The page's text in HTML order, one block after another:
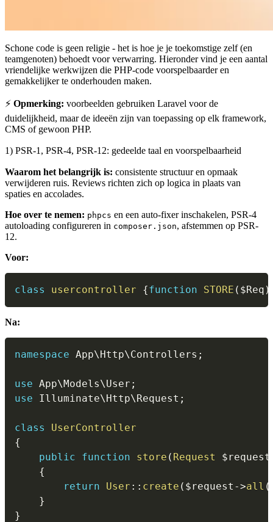
Schone code is geen religie - het is hoe je je toekomstige zelf (en
teamgenoten) behoedt voor verwarring. Hieronder vind je een aantal
vriendelijke werkwijzen die PHP-code voorspelbaarder en
gemakkelijker te onderhouden maken.
⚡ Opmerking: voorbeelden gebruiken Laravel voor de
duidelijkheid, maar de ideeën zijn van toepassing op elk framework,
CMS of gewoon PHP.
1) PSR-1, PSR-4, PSR-12: gedeelde taal en voorspelbaarheid
Waarom het belangrijk is: consistente structuur en opmaak
verwijderen ruis. Reviews richten zich op logica in plaats van
spaties en accolades.
Hoe over te nemen: phpcs en een auto-fixer inschakelen, PSR-4
autoloading configureren in composer.json, afstemmen op PSR-
12.
Voor:
class usercontroller {function STORE ( $Req )
Na:
namespace App\Http\Controllers ;
use App\Models\User ;
use
Illuminate\Http\Request ;
class
UserController
{
public
function store ( Request $request
{
return
User :: create ( $request ->all (
}
}